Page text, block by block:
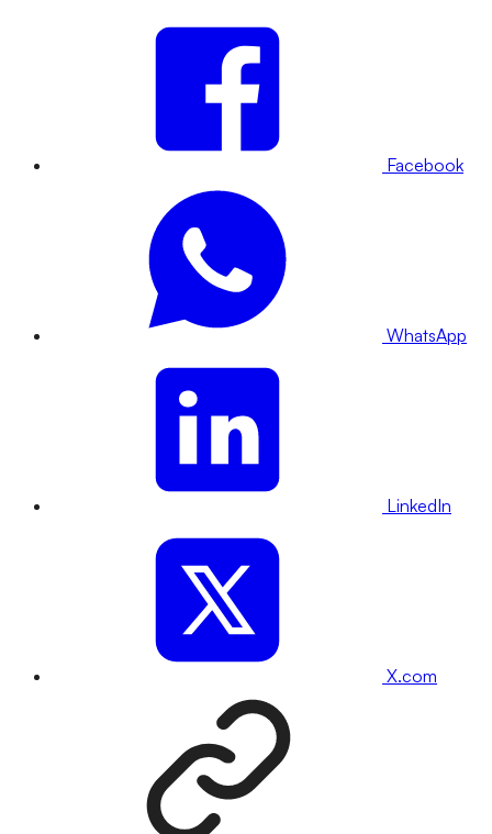
Facebook
WhatsApp
LinkedIn
X.com